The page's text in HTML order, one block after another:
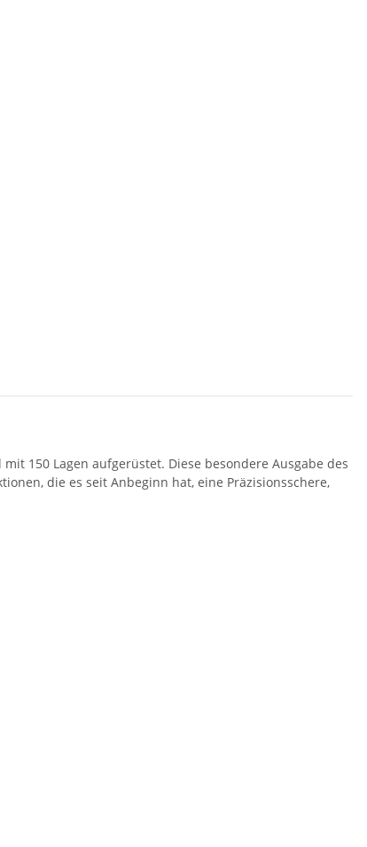
150 Lagen aufgerüstet. Diese besondere Ausgabe des
die es seit Anbeginn hat, eine Präzisionsschere,